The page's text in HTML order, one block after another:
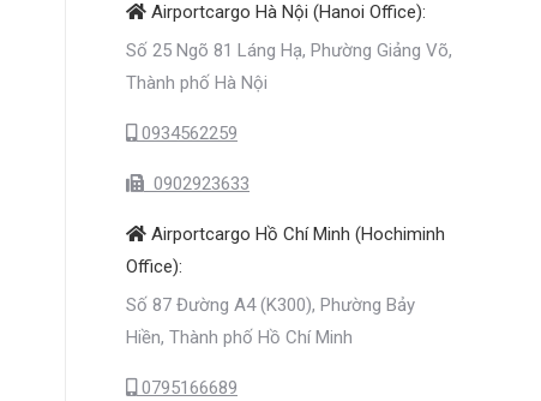
Airportcargo Hà Nội (Hanoi Office):
Số 25 Ngõ 81 Láng Hạ, Phường Giảng Võ,
Thành phố Hà Nội
0934562259
0902923633
Airportcargo Hồ Chí Minh (Hochiminh
Office):
Số 87 Đường A4 (K300), Phường Bảy
Hiền, Thành phố Hồ Chí Minh
0795166689